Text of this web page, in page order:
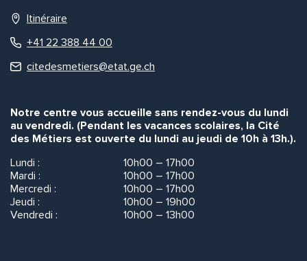
Itinéraire
+41 22 388 44 00
citedesmetiers@etat.ge.ch
Notre centre vous accueille sans rendez-vous du lundi
au vendredi. (Pendant les vacances scolaires, la Cité
des Métiers est ouverte du lundi au jeudi de 10h à 13h.).
Lundi :
10h00 – 17h00
Mardi :
10h00 – 17h00
Mercredi :
10h00 – 17h00
Jeudi :
10h00 – 19h00
Vendredi :
10h00 – 13h00